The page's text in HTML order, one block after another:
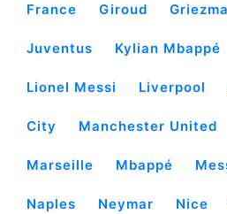
France Giroud
Juventus Kylian Mbappé
Lionel Messi Liverpool
City Manchester United
Marseille Mbappé
Naples Neymar Nice